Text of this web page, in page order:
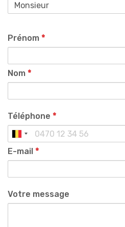
Prénom *
Nom *
Téléphone *
E-mail *
Votre message